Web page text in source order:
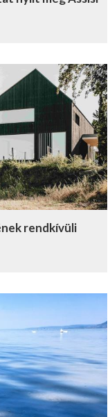
rendkívüli